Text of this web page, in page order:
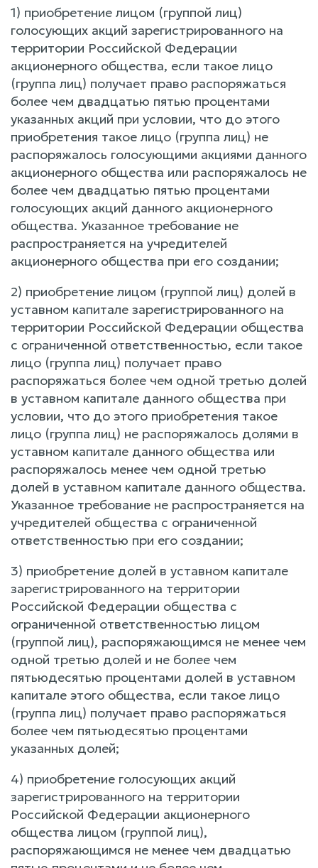
1) приобретение лицом (группой лиц)
голосующих акций зарегистрированного на
территории Российской Федерации
акционерного общества, если такое лицо
(группа лиц) получает право распоряжаться
более чем двадцатью пятью процентами
указанных акций при условии, что до этого
приобретения такое лицо (группа лиц) не
распоряжалось голосующими акциями данного
акционерного общества или распоряжалось не
более чем двадцатью пятью процентами
голосующих акций данного акционерного
общества. Указанное требование не
распространяется на учредителей
акционерного общества при его создании;
2) приобретение лицом (группой лиц) долей в
уставном капитале зарегистрированного на
территории Российской Федерации общества
с ограниченной ответственностью, если такое
лицо (группа лиц) получает право
распоряжаться более чем одной третью долей
в уставном капитале данного общества при
условии, что до этого приобретения такое
лицо (группа лиц) не распоряжалось долями в
уставном капитале данного общества или
распоряжалось менее чем одной третью
долей в уставном капитале данного общества.
Указанное требование не распространяется на
учредителей общества с ограниченной
ответственностью при его создании;
3) приобретение долей в уставном капитале
зарегистрированного на территории
Российской Федерации общества с
ограниченной ответственностью лицом
(группой лиц), распоряжающимся не менее чем
одной третью долей и не более чем
пятьюдесятью процентами долей в уставном
капитале этого общества, если такое лицо
(группа лиц) получает право распоряжаться
более чем пятьюдесятью процентами
указанных долей;
4) приобретение голосующих акций
зарегистрированного на территории
Российской Федерации акционерного
общества лицом (группой лиц),
распоряжающимся не менее чем двадцатью